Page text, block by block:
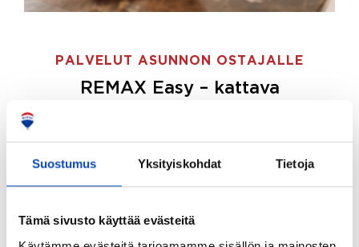
Suostumus Yksityiskohdat Tietoja
Tämä sivusto käyttää evästeitä
PALVELUT ASUNNON OSTAJALLE
REMAX Easy – kattava
ostajille.
Tee ostotoimeksianto ja etsimme juuri